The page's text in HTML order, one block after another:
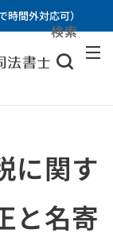
間外対応可）
法書士・
検索
に関す
と名寄